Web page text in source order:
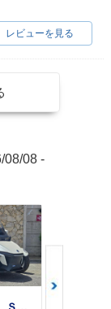
レビューを見る
08/08 -
スズキ